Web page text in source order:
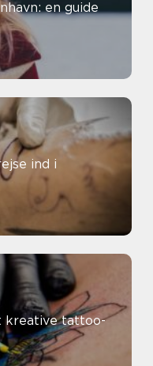
en guide
ind i
kreative tattoo-